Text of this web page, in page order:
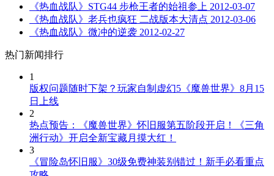
《热血战队》STG44 步枪王者的始祖参上 2012-03-07
《热血战队》老兵也疯狂 二战版本大清点 2012-03-06
《热血战队》微冲的逆袭 2012-02-27
热门新闻排行
1
版权问题随时下架？玩家自制虚幻5《魔兽世界》8月15
日上线
2
热点预告：《魔兽世界》怀旧服第五阶段开启！《三角
洲行动》开启全新宝藏月摸大红！
3
《冒险岛怀旧服》30级免费神装别错过！新手必看重点